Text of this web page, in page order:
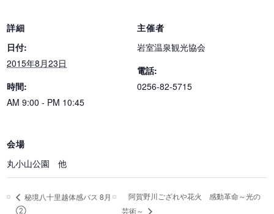
詳細
日付:
2015年8月23日
時間:
AM 9:00 - PM 10:45
主催者
岩室温泉観光協会
電話:
0256-82-5715
会場
丸小山公園 他
秘境八十里越体感バス 8月
②
阿賀野川ござれや花火 感動革命～光の
芸術～